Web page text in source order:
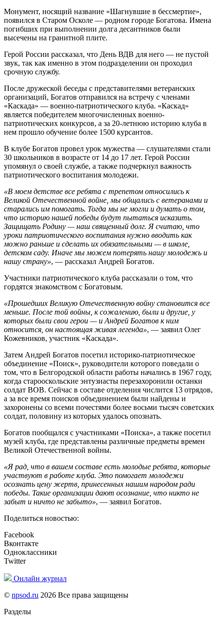
Монумент, носящий название «Шагнувшие в бессмертие»,
появился в Старом Осколе — родном городе Богатова. Имена
погибших при выполнении долга десантников были
высечены на гранитной плите.
Герой России рассказал, что День ВДВ для него — не пустой
звук, так как именно в этом подразделении он проходил
срочную службу.
После дружеской беседы с представителями ветеранских
организаций, Богатов отправился на встречу с членами
«Каскада» — военно-патриотического клуба. «Каскад»
является победителем многочисленных военно-
патриотических конкурсов, а за 20-летнюю историю клуба в
нем прошло обучение более 1500 курсантов.
В клубе Богатов провел урок мужества — слушателями стали
30 школьников в возрасте от 14 до 17 лет. Герой России
упомянул о своей службе, а также подчеркнул важность
патриотического воспитания молодежи.
«В моем детстве все ребята с трепетом относились к
Великой Отечественной войне, мы общались с ветеранами и
старались им помогать. Тогда мы не могли и думать о том,
что историю нашей победы будут пытаться исказить.
Защищать Родину — наш священный долг. Я считаю, что
уроки патриотического воспитания нужно вводить как
можно раньше и сделать их обязательными — в школе,
детском саду. Иначе мы можем потерять нашу молодежь и
нашу страну», — рассказал Андрей Богатов.
Участники патриотического клуба рассказали о том, что
гордятся знакомством с Богатовым.
«Прошедших Великую Отечественную войну становится все
меньше. После той войны, к сожалению, были и другие, у
которых были свои герои — и Андрей Богатов к ним
относится, он настоящая живая легенда», — заявил Олег
Кожевников, участник «Каскада».
Затем Андрей Богатов посетил историко-патриотическое
объединение «Поиск», руководители которого поведали о
том, что в Белгородской области работы начались в 1967 году,
когда старооскольские энтузиасты перезахоронили останки
солдат ВОВ. Сейчас в составе отделения числится 13 отрядов,
а за все время поисков объединением были найдены и
захоронены со всеми почестями более восьми тысяч советских
солдат, половину из которых удалось опознать.
Богатов пообщался с участниками «Поиска», а также посетил
музей клуба, где представлены различные предметы времен
Великой Отечественной войны.
«Я рад, что в вашем составе есть молодые ребята, которые
участвуют в работе клуба. Это помогает молодежи
осознать цену жертв, принесенных нашим народом ради
победы. Такие организации дают осознание, что никто не
забыт и ничто не забыто», — заявил Богатов.
Поделиться новостью:
Facebook
Вконтакте
Одноклассники
Twitter
Онлайн журнал
© npsod.ru 2026 Все права защищены
Разделы